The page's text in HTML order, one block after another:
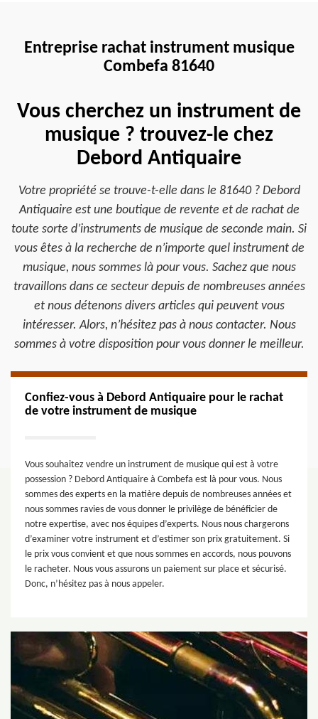
Entreprise rachat instrument musique
Combefa 81640
Vous cherchez un instrument de
musique ? trouvez-le chez
Debord Antiquaire
Votre propriété se trouve-t-elle dans le 81640 ? Debord
Antiquaire est une boutique de revente et de rachat de
toute sorte d’instruments de musique de seconde main. Si
vous êtes à la recherche de n’importe quel instrument de
musique, nous sommes là pour vous. Sachez que nous
travaillons dans ce secteur depuis de nombreuses années
et nous détenons divers articles qui peuvent vous
intéresser. Alors, n’hésitez pas à nous contacter. Nous
sommes à votre disposition pour vous donner le meilleur.
Confiez-vous à Debord Antiquaire pour le rachat
de votre instrument de musique
Vous souhaitez vendre un instrument de musique qui est à votre
possession ? Debord Antiquaire à Combefa est là pour vous. Nous
sommes des experts en la matière depuis de nombreuses années et
nous sommes ravies de vous donner le privilège de bénéficier de
notre expertise, avec nos équipes d’experts. Nous nous chargerons
d’examiner votre instrument et d’estimer son prix gratuitement. Si
le prix vous convient et que nous sommes en accords, nous pouvons
le racheter. Nous vous assurons un paiement sur place et sécurisé.
Donc, n’hésitez pas à nous appeler.